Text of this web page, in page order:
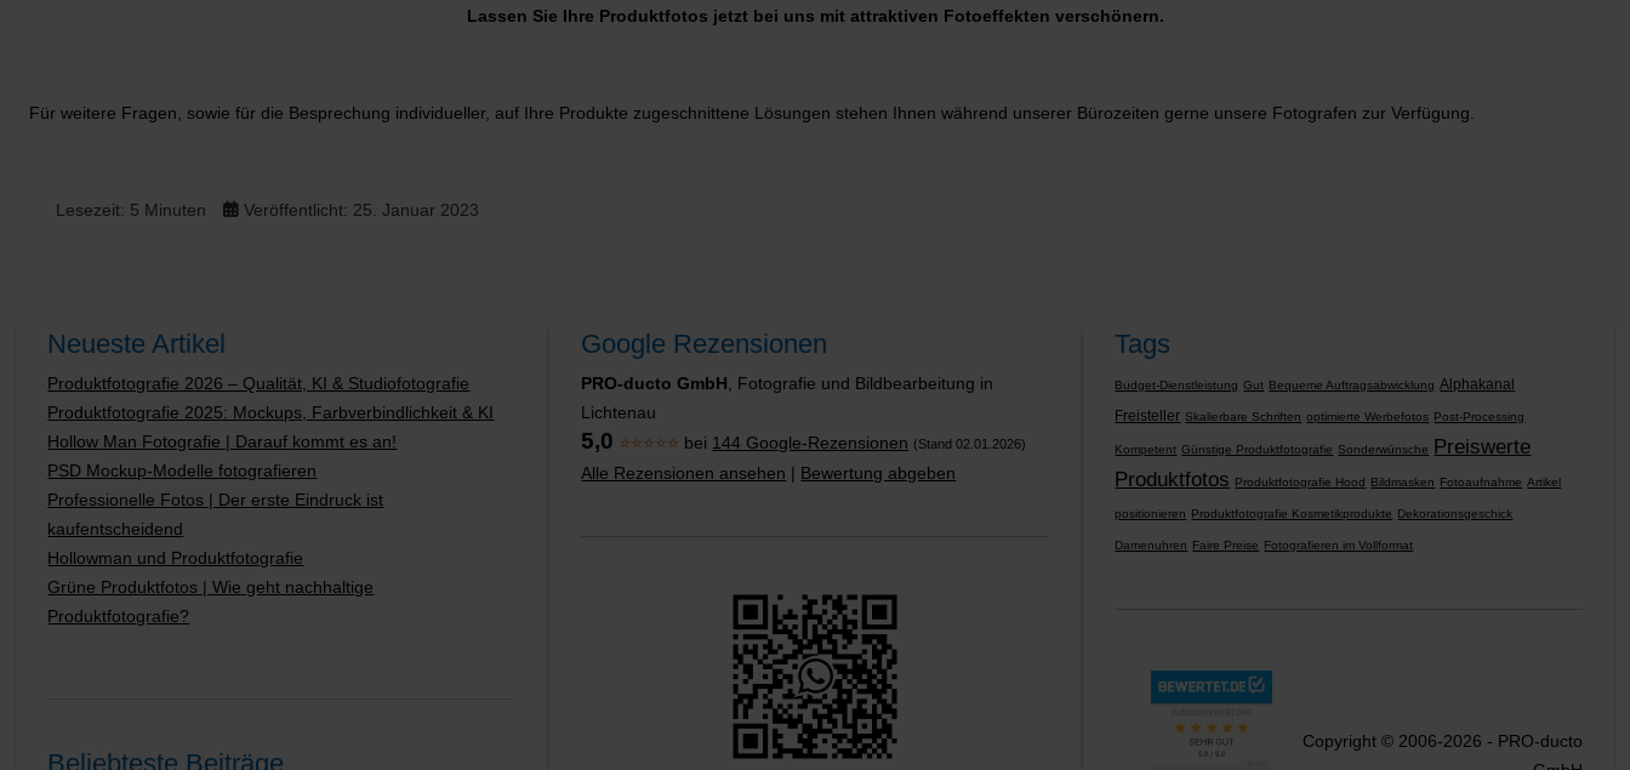
Lassen Sie Ihre Produktfotos jetzt bei uns mit attraktiven Fotoeffekten verschönern.
Für weitere Fragen, sowie für die Besprechung individueller, auf Ihre Produkte zugeschnittene Lösungen stehen Ihnen während unserer Bürozeiten gerne unsere Fotografen zur Verfügung.
Lesezeit: 5 Minuten Veröffentlicht: 25. Januar 2023
Neueste Artikel
Produktfotografie 2026 – Qualität, KI & Studiofotografie
Produktfotografie 2025: Mockups, Farbverbindlichkeit & KI
Hollow Man Fotografie | Darauf kommt es an!
PSD Mockup-Modelle fotografieren
Professionelle Fotos | Der erste Eindruck ist
kaufentscheidend
Hollowman und Produktfotografie
Grüne Produktfotos | Wie geht nachhaltige
Produktfotografie?
Beliebteste Beiträge
Google Rezensionen
PRO-ducto GmbH , Fotografie und Bildbearbeitung in
Lichtenau
5,0 ⭐⭐⭐⭐⭐ bei 144 Google-Rezensionen (Stand 02.01.2026)
Alle Rezensionen ansehen | Bewertung abgeben
Tags
Budget-Dienstleistung Gut Bequeme Auftragsabwicklung Alphakanal
Freisteller Skalierbare Schriften optimierte Werbefotos Post-Processing
Kompetent Günstige Produktfotografie Sonderwünsche Preiswerte
Produktfotos Produktfotografie Hood Bildmasken Fotoaufnahme Artikel
positionieren Produktfotografie Kosmetikprodukte Dekorationsgeschick
Damenuhren Faire Preise Fotografieren im Vollformat
Copyright © 2006-2026 - PRO-ducto